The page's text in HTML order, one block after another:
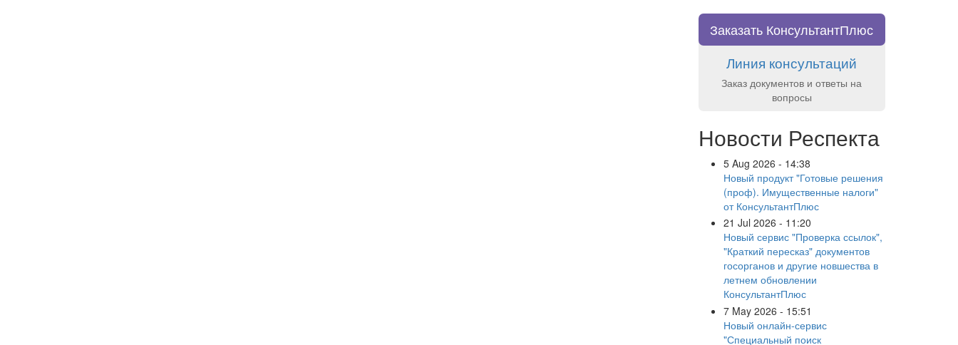
Заказать КонсультантПлюс
Линия консультаций
Заказ документов и ответы на
вопросы
Новости Респекта
5 Aug 2026 - 14:38
Новый продукт "Готовые решения
(проф). Имущественные налоги"
от КонсультантПлюс
21 Jul 2026 - 11:20
Новый сервис "Проверка ссылок",
"Краткий пересказ" документов
госорганов и другие новшества в
летнем обновлении
КонсультантПлюс
7 May 2026 - 15:51
Новый онлайн-сервис
"Специальный поиск